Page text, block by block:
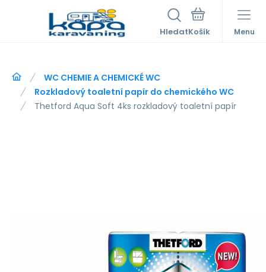
Hledat Menu
WC CHEMIE A CHEMICKÉ WC
Rozkladový toaletní papír do chemického WC
Thetford Aqua Soft 4ks rozkladový toaletní papír